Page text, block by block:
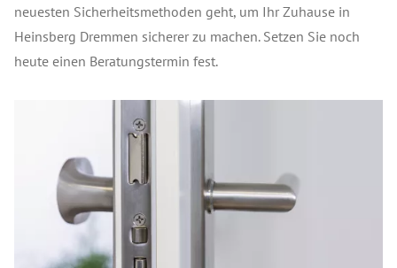
neuesten Sicherheitsmethoden geht, um Ihr Zuhause in
Heinsberg Dremmen sicherer zu machen. Setzen Sie noch
heute einen Beratungstermin fest.